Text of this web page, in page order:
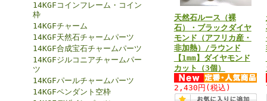
14KGFコインフレーム・コイン
枠
14KGFチャーム
14KGF天然石チャームパーツ
14KGF合成宝石チャームパーツ
14KGFジルコニアチャームパー
ツ
14KGFパールチャームパーツ
14KGFペンダント空枠
天然石ルース（裸
石）・ブラックダイヤ
モンド（アフリカ産・
非加熱）/ラウンド
【1mm】ダイヤモンド
カット（3個）
2,430円 (税込)